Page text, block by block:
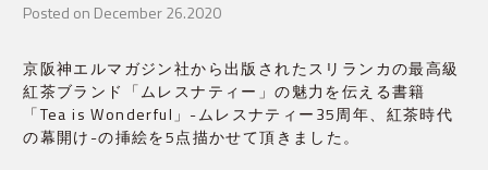
Posted on December 26.2020
京阪神エルマガジン社から出版されたスリランカの最高級
紅茶ブランド「ムレスナティー」の魅力を伝える書籍
「Tea is Wonderful」-ムレスナティー35周年、紅茶時代
の幕開け-の挿絵を5点描かせて頂きました。